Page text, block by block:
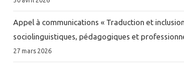
Appel à communications « Traduction et
sociolinguistiques, pédagogiques et
27 mars 2026